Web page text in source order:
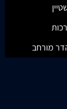
מורחב